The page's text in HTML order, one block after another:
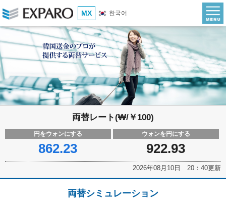
MX 한국어
両替レート(₩/￥100)
円をウォンにする
862.23
ウォンを円にする
922.93
2026年08月10日 20：40更新
両替シミュレーション